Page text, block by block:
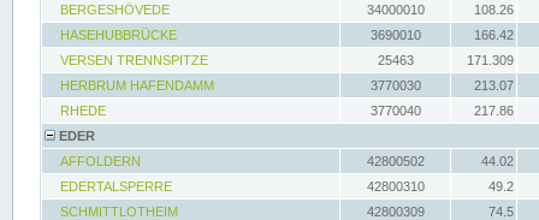
BERGESHÖVEDE
34000010
108.26
HASEHUBBRÜCKE
3690010
166.42
VERSEN TRENNSPITZE
25463
171.309
HERBRUM HAFENDAMM
3770030
213.07
RHEDE
3770040
217.86
EDER
AFFOLDERN
42800502
44.02
EDERTALSPERRE
42800310
49.2
SCHMITTLOTHEIM
42800309
74.5